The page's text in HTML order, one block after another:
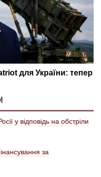
у відповідь на обстріли
за